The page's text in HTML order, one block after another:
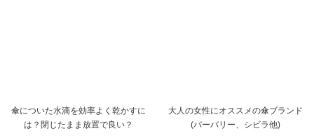
傘についた水滴を効率よく乾かすに
は？閉じたまま放置で良い？
大人の女性にオススメの傘ブランド
(バーバリー、シビラ他)